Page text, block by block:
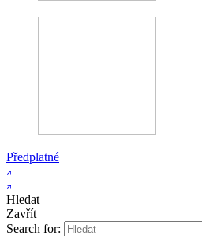
Předplatné
Hledat
Zavřít
Search for: